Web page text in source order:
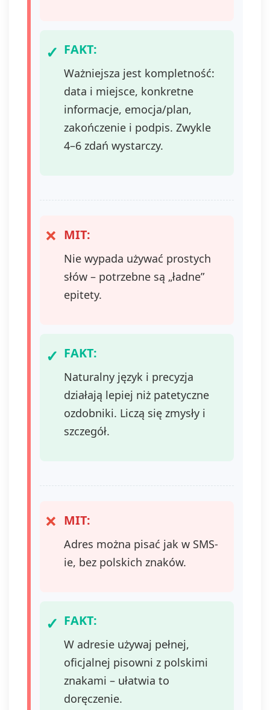
FAKT:
Ważniejsza jest kompletność:
data i miejsce, konkretne
informacje, emocja/plan,
zakończenie i podpis. Zwykle
4–6 zdań wystarczy.
MIT:
Nie wypada używać prostych
słów – potrzebne są „ładne”
epitety.
FAKT:
Naturalny język i precyzja
działają lepiej niż patetyczne
ozdobniki. Liczą się zmysły i
szczegół.
MIT:
Adres można pisać jak w SMS-
ie, bez polskich znaków.
FAKT:
W adresie używaj pełnej,
oficjalnej pisowni z polskimi
znakami – ułatwia to
doręczenie.